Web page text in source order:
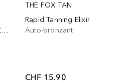
La Gelée Autobronzante Corps - intensité modulable
THE FOX TAN
Rapid Tanning Elixir
Auto-bronzant
CHF 15.90